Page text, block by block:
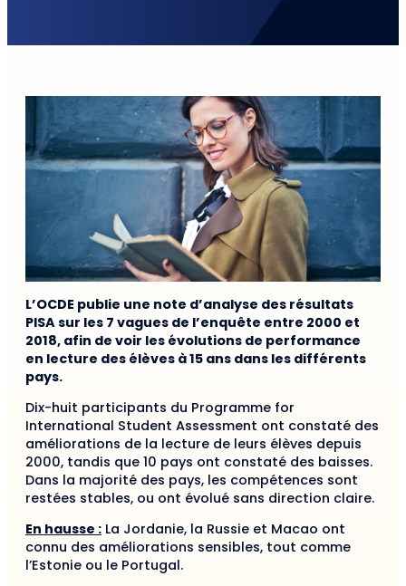
L’OCDE publie une note d’analyse des résultats
PISA sur les 7 vagues de l’enquête entre 2000 et
2018, afin de voir les évolutions de performance
en lecture des élèves à 15 ans dans les différents
pays.
Dix-huit participants du Programme for
International Student Assessment ont constaté des
améliorations de la lecture de leurs élèves depuis
2000, tandis que 10 pays ont constaté des baisses.
Dans la majorité des pays, les compétences sont
restées stables, ou ont évolué sans direction claire.
En hausse : La Jordanie, la Russie et Macao ont
connu des améliorations sensibles, tout comme
l’Estonie ou le Portugal.